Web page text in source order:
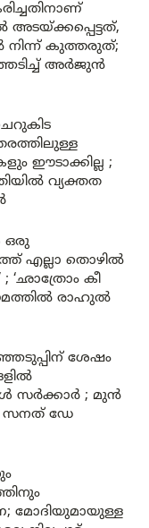
നിന്ന് കുത്തരുത്;
അർജുൻ
ഈടാക്കില്ല ;
വ്യക്തത
ഒരു
എല്ലാ തൊഴിൽ
കീ
രാഹുൽ
ശേഷം
സർക്കാർ ; മുൻ
ഡേ
മോദിയുമായുള്ള